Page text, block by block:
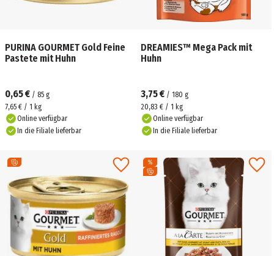
PURINA GOURMET Gold Feine
Pastete mit Huhn
0,65 € / 85 g
7,65 € / 1 kg
Online verfügbar
In die Filiale lieferbar
DREAMIES™ Mega Pack mit
Huhn
3,75 € / 180 g
20,83 € / 1 kg
Online verfügbar
In die Filiale lieferbar